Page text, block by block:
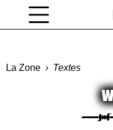
La Zone Textes